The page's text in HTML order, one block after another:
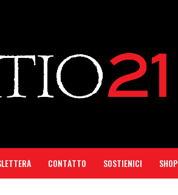
CONTATTO SOSTIENICI SHOP